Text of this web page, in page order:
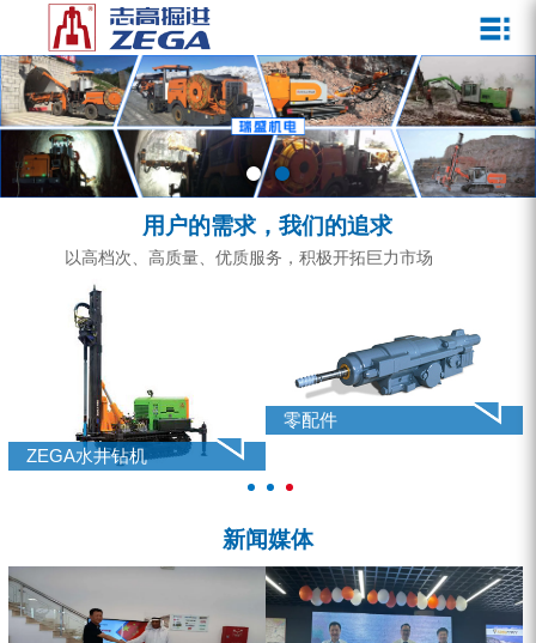
企业文化
发展历程
资质荣誉
宣传视频
公司新闻
行业动态
ZEGA一体式潜孔钻机
ZEGA地下掘进台车
ZEGA小型一体式露天钻机
ZEGA全液压顶锤钻机
零配件
锚固钻机系列
FY水井钻车系列
水井专用螺杆空压机
雾炮机
服务介绍
服务中心
营销网络
用户的需求，我们的追求
以高档次、高质量、优质服务，积极开拓巨力市场
ZEGA水井钻机
零配件
新闻媒体